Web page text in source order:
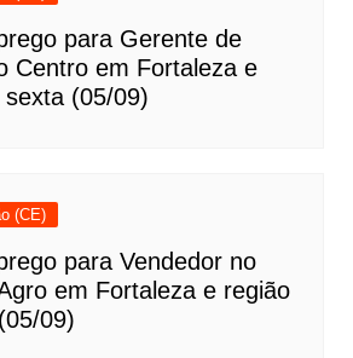
para Gerente de
Centro em Fortaleza e
(05/09)
(CE)
para Vendedor no
em Fortaleza e região
09)